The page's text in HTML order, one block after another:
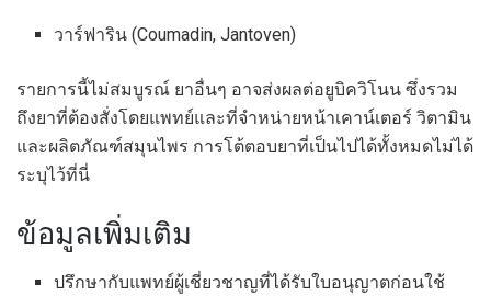
วาร์ฟาริน (Coumadin, Jantoven)
รายการนี้ไม่สมบูรณ์ ยาอื่นๆ อาจส่งผลต่อยูบิควิโนน ซึ่งรวม
ถึงยาที่ต้องสั่งโดยแพทย์และที่จำหน่ายหน้าเคาน์เตอร์ วิตามิน
และผลิตภัณฑ์สมุนไพร การโต้ตอบยาที่เป็นไปได้ทั้งหมดไม่ได้
ระบุไว้ที่นี่
ข้อมูลเพิ่มเติม
ปรึกษากับแพทย์ผู้เชี่ยวชาญที่ได้รับใบอนุญาตก่อนใช้